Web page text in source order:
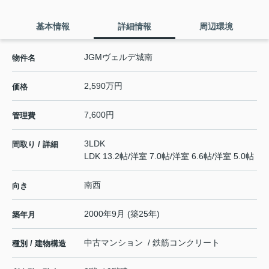
基本情報 詳細情報 周辺環境
物件名 JGMヴェルデ城南
価格 2,590万円
管理費 7,600円
間取り / 詳細
3LDK
LDK 13.2帖/洋室 7.0帖/洋室 6.6帖/洋室 5.0帖
向き 南西
築年月 2000年9月 (築25年)
種別 / 建物構造 中古マンション / 鉄筋コンクリート